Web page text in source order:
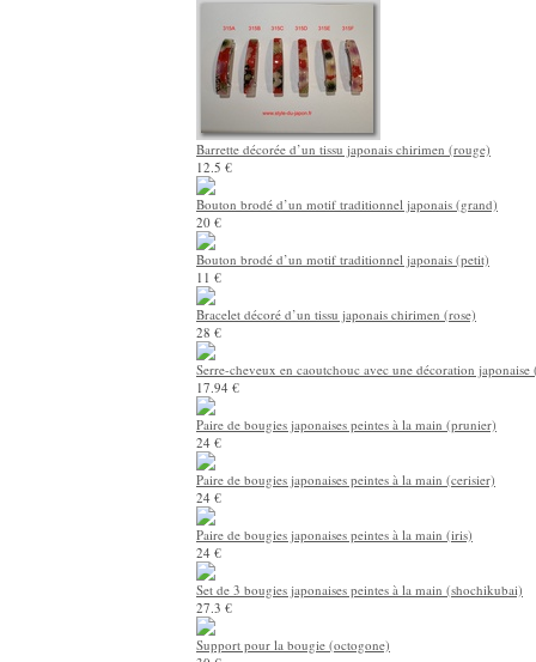
Barrette décorée d’un tissu japonais chirimen (rouge)
12.5 €
Bouton brodé d’un motif traditionnel japonais (grand)
20 €
Bouton brodé d’un motif traditionnel japonais (petit)
11 €
Bracelet décoré d’un tissu japonais chirimen (rose)
28 €
Serre-cheveux en caoutchouc avec une décoration
17.94 €
Paire de bougies japonaises peintes à la main (prunier)
24 €
Paire de bougies japonaises peintes à la main (cerisier)
24 €
Paire de bougies japonaises peintes à la main (iris)
24 €
Set de 3 bougies japonaises peintes à la main (shochikubai)
27.3 €
Support pour la bougie (octogone)